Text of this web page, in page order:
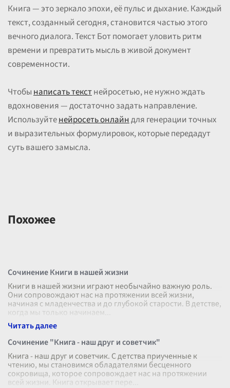
Книга — это зеркало эпохи, её пульс и дыхание. Каждый
текст, созданный сегодня, становится частью этого
вечного диалога. Текст Бот помогает уловить ритм
времени и превратить мысль в живой документ
современности.
Чтобынаписать текстнейросетью, не нужно ждать
вдохновения — достаточно задать направление.
Используйтенейросеть онлайндля генерации точных
и выразительных формулировок, которые передадут
суть вашего замысла.
Похожее
Сочинение Книги в нашей жизни
Книги в нашей жизни играют необычайно важную роль.
Они сопровождают нас на протяжении всей жизни,
начиная с младенчества и до глубокой старости. В детстве,
когда мы только начинаем
Сочинение "Книга - наш друг и советчик"
Книга - наш друг и советчик. С детства приученные к
чтению, мы становимся обладателями бесценного
сокровища, которое сопровождает нас на протяжении
всей жизни. Книга открывает пере